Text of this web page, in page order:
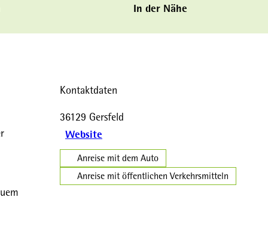
In der Nähe
Kontaktdaten
36129 Gersfeld
Website
Anreise mit dem Auto
Anreise mit öffentlichen Verkehrsmitteln